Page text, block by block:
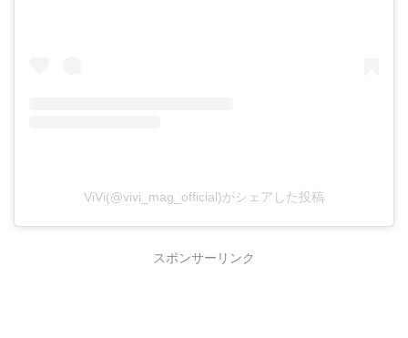
ViVi(@vivi_mag_official)がシェアした投稿
スポンサーリンク